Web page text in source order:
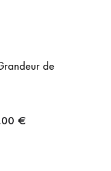
de
€Plage